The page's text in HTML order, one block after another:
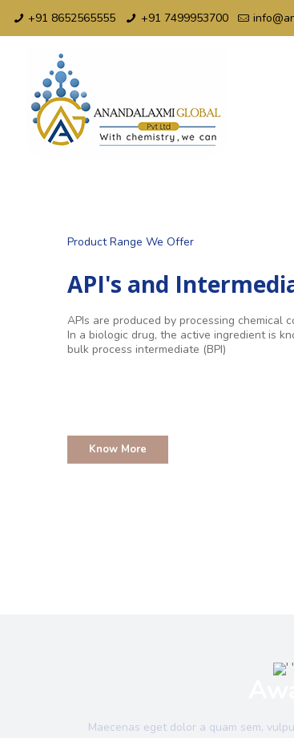
+91 8652565555 +91 7499953700
Product Range We Offer
API's and
Know More
APIs are produced by processing chemical
In a biologic drug, the active ingredient is
bulk process intermediate (BPI)
Maecenas eget dolor a quam sem,